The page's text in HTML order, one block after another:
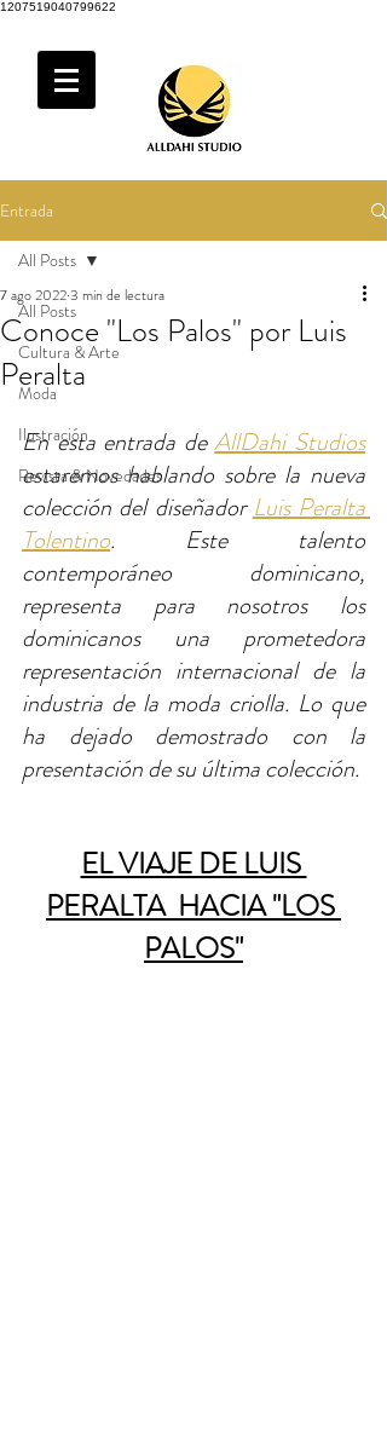
1207519040799622
Entrada
All Posts
Cultura & Arte
Moda
Ilustración
Revista & Novedades
All Posts
Conoce "Los Palos" por Luis
Peralta
7 ago 20223 min de lectura
En esta entrada de AllDahi Studios
estaremos hablando sobre la nueva
colección del diseñador Luis Peralta
Tolentino. Este talento
contemporáneo dominicano,
representa para nosotros los
dominicanos una prometedora
representación internacional de la
industria de la moda criolla. Lo que
ha dejado demostrado con la
presentación de su última colección.
EL VIAJE DE LUIS
PERALTA  HACIA "LOS
PALOS"